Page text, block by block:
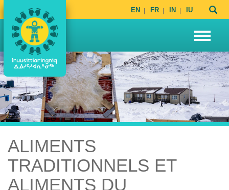
EN FR IN IU
ALIMENTS
TRADITIONNELS ET
ALIMENTS DU